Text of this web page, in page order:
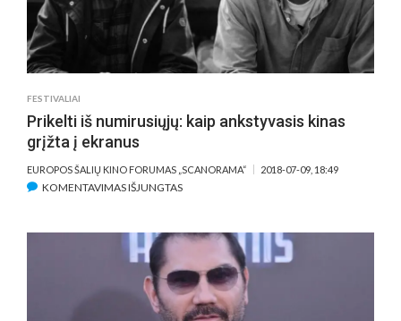
FESTIVALIAI
Prikelti iš numirusiųjų: kaip ankstyvasis kinas
grįžta į ekranus
EUROPOS ŠALIŲ KINO FORUMAS „SCANORAMA“ 2018-07-09, 18:49
KOMENTAVIMAS IŠJUNGTASĮRAŠE
NUMIRUSIŲJŲ:
ANKSTYVASIS
KINAS
GRĮŽTA